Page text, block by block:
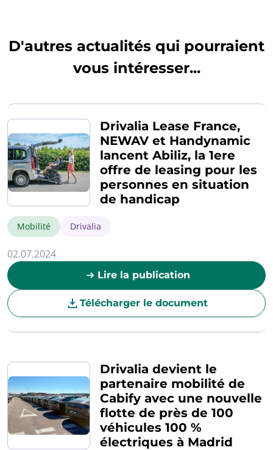
D'autres actualités qui pourraient
vous intéresser...
Drivalia Lease France,
NEWAV et Handynamic
lancent Abiliz, la 1ere
offre de leasing pour les
personnes en situation
de handicap
Mobilité Drivalia
02.07.2024
Lire la publication
Télécharger le document
Drivalia devient le
partenaire mobilité de
Cabify avec une nouvelle
flotte de près de 100
véhicules 100 %
électriques à Madrid